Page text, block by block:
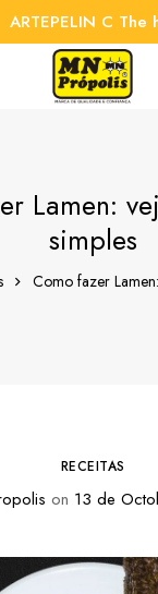
C The
Lamen:
simples
Como fazer
RECEITAS
on 13 de